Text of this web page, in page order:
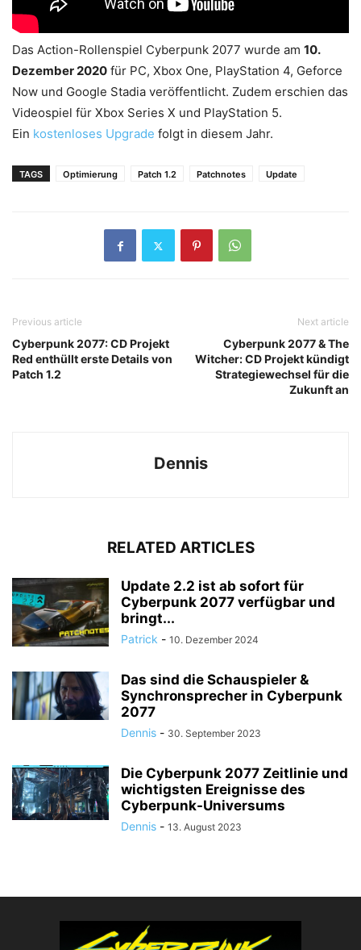
Das Action-Rollenspiel Cyberpunk 2077 wurde am 10.
Dezember 2020 für PC, Xbox One, PlayStation 4, Geforce
Now und Google Stadia veröffentlicht. Zudem erschien das
Videospiel für Xbox Series X und PlayStation 5.
Ein kostenloses Upgrade folgt in diesem Jahr.
TAGS Optimierung Patch 1.2 Patchnotes Update
Previous article
Cyberpunk 2077: CD Projekt
Red enthüllt erste Details von
Patch 1.2
Next article
Cyberpunk 2077 & The
Witcher: CD Projekt kündigt
Strategiewechsel für die
Zukunft an
Dennis
RELATED ARTICLES
Update 2.2 ist ab sofort für
Cyberpunk 2077 verfügbar und
bringt...
Patrick - 10. Dezember 2024
Das sind die Schauspieler &
Synchronsprecher in Cyberpunk
2077
Dennis - 30. September 2023
Die Cyberpunk 2077 Zeitlinie und
wichtigsten Ereignisse des
Cyberpunk-Universums
Dennis - 13. August 2023